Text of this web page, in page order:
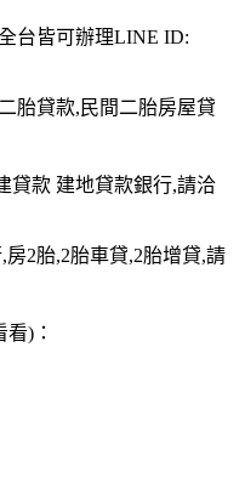
台皆可辦理LINE ID:
胎貸款,民間二胎房屋貸
貸款 建地貸款銀行,請洽
2胎,2胎車貸,2胎增貸,請
)：